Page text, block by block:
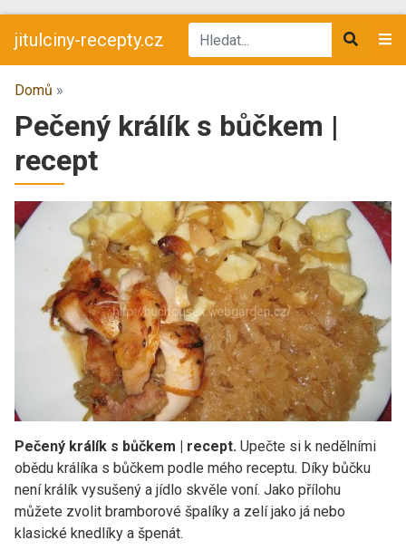
jitulciny-recepty.cz
Domů »
Pečený králík s bůčkem |
recept
Pečený králík s bůčkem | recept. Upečte si k nedělními
obědu králíka s bůčkem podle mého receptu. Díky bůčku
není králík vysušený a jídlo skvěle voní. Jako přílohu
můžete zvolit bramborové špalíky a zelí jako já nebo
klasické knedlíky a špenát.